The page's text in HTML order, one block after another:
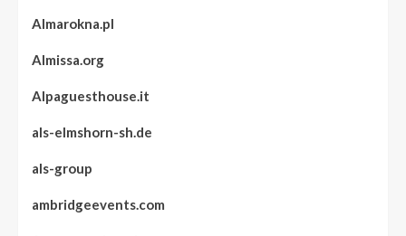
Almarokna.pl
Almissa.org
Alpaguesthouse.it
als-elmshorn-sh.de
als-group
ambridgeevents.com